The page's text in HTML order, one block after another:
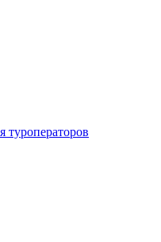
туроператоров